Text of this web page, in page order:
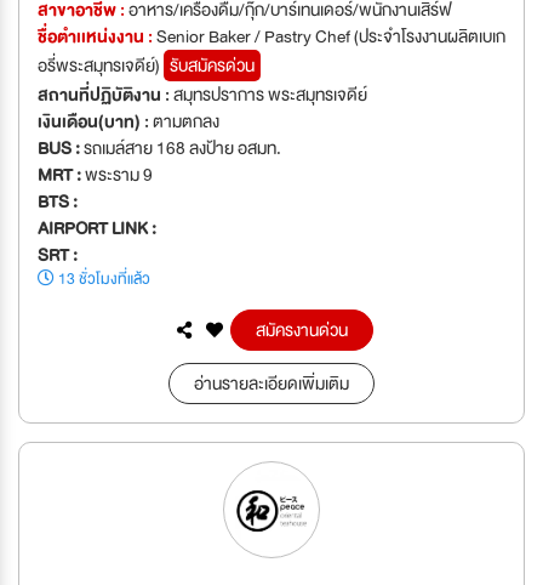
สาขาอาชีพ :อาหาร/เครื่องดื่ม/กุ๊ก/บาร์เทนเดอร์/พนักงานเสิร์ฟ
ชื่อตำเเหน่งงาน :Senior Baker / Pastry Chef (ประจำโรงงานผลิตเบเก
อรี่พระสมุทรเจดีย์) รับสมัครด่วน
สถานที่ปฏิบัติงาน :สมุทรปราการ พระสมุทรเจดีย์
เงินเดือน(บาท) :ตามตกลง
BUS :รถเมล์สาย 168 ลงป้าย อสมท.
MRT :พระราม 9
BTS :
AIRPORT LINK :
SRT :
13 ชั่วโมงที่แล้ว
สมัครงานด่วน
อ่านรายละเอียดเพิ่มเติม